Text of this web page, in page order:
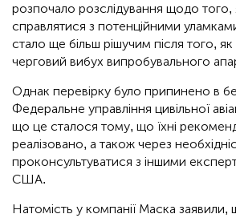
розпочало розслідування щодо того,
справлятися з потенційними уламками
стало ще більш рішучим після того, як
черговий вибух випробувального
Однак перевірку було припинено в
Федеральне управління цивільної
що це сталося тому, що їхні
реалізовано, а також через
проконсультуватися з іншими
США.
Натомість у компанії Маска